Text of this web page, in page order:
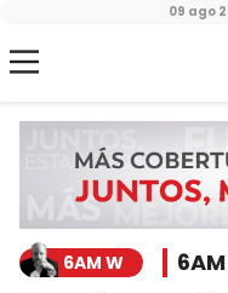
09 ago
6AM W